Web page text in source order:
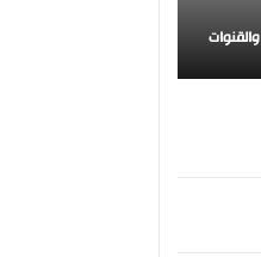
موعد مباراة إنجلترا وكرواتيا في كأس العالم 2026 والقنوات